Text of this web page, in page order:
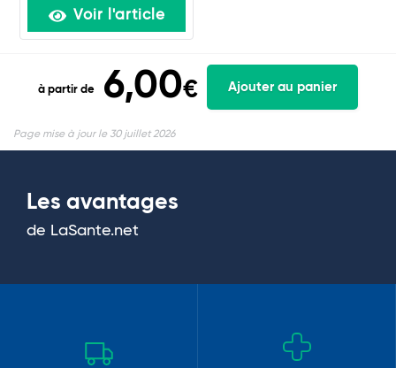
Voir l'article
à partir de 6,00€ Ajouter au panier
Page mise à jour le 30 juillet 2026
Les avantages
de LaSante.net